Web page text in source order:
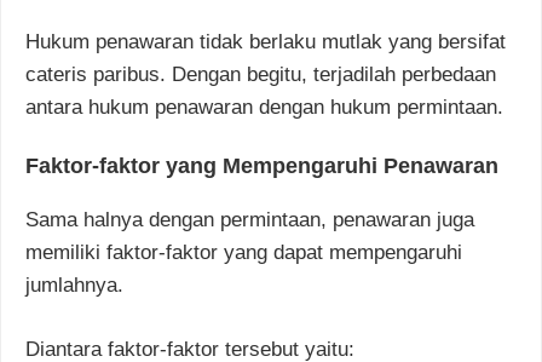
Hukum penawaran tidak berlaku mutlak yang bersifat
cateris paribus. Dengan begitu, terjadilah perbedaan
antara hukum penawaran dengan hukum permintaan.
Faktor-faktor yang Mempengaruhi Penawaran
Sama halnya dengan permintaan, penawaran juga
memiliki faktor-faktor yang dapat mempengaruhi
jumlahnya.
Diantara faktor-faktor tersebut yaitu: